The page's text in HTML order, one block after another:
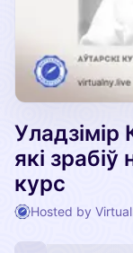
Уладзімір
які
курс
Hosted by